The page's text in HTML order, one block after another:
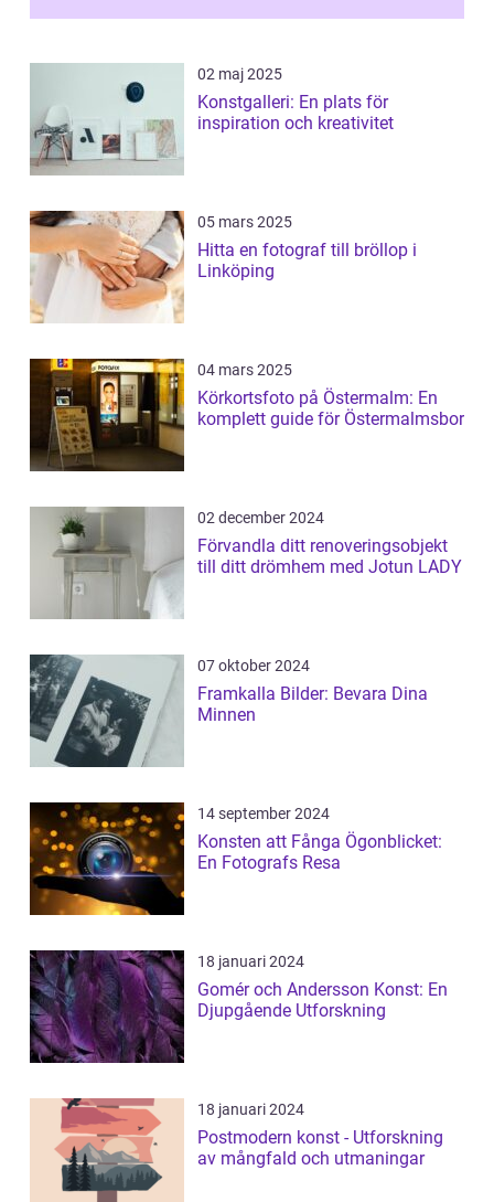
ri...
02 maj 2025
Konstgalleri: En plats för
inspiration och kreativitet
05 mars 2025
Hitta en fotograf till bröllop i
Linköping
04 mars 2025
Körkortsfoto på Östermalm: En
komplett guide för Östermalmsbor
02 december 2024
Förvandla ditt renoveringsobjekt
till ditt drömhem med Jotun LADY
07 oktober 2024
Framkalla Bilder: Bevara Dina
Minnen
14 september 2024
Konsten att Fånga Ögonblicket:
En Fotografs Resa
18 januari 2024
Gomér och Andersson Konst: En
Djupgående Utforskning
18 januari 2024
Postmodern konst - Utforskning
av mångfald och utmaningar